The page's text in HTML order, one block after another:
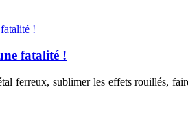
fatalité !
ferreux, sublimer les effets rouillés,